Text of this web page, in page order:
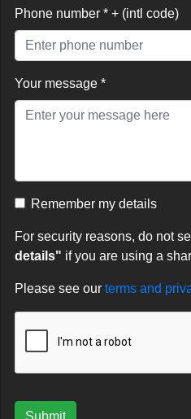
Phone number * + (intl code)
Your message *
Remember my details
For security reasons, do not
details" if you are using a
Please see our terms and
Submit